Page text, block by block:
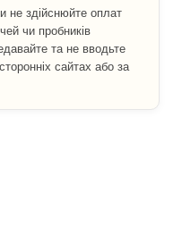
не здійснюйте оплат
чи пробників
та не вводьте
сайтах або за